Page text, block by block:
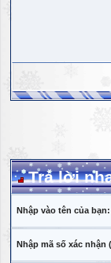
Trả lời
Nhập vào tên của bạn:
Nhập mã số xác nhận